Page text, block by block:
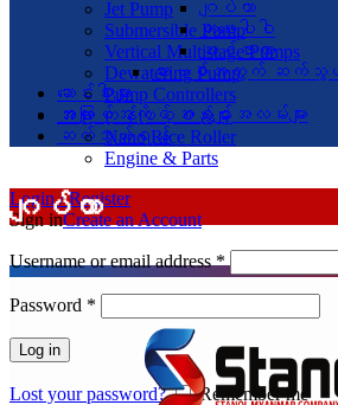
Jet Pump
Submersible Pump
Vertical Multistage Pumps
Dewatering Pump
Pump Controllers
အခြား ကုန်ပစ္စည်းများ
Nano Rice Roller
Engine & Parts
Login / Register
Sign inCreate an Account
Username or email address*
Password *
Log in
Lost your password?
Remember me
ဂျပ်တာ
တဖေးပါဝါ
အင်ဗာတာ
ဆားဗစ်အတွက် ဆက်သွယ်
ဆောင်းပါးများ
အလုပ်အကိုင် အခွင့်အလမ်းများ
ဆက်သွယ်ရန်
ဂျပ်တာ